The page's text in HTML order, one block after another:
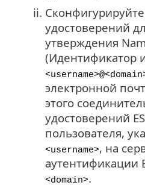
ii.
удостоверений
утверждения
(Идентификатор
электронной
этого
удостоверений
пользователя,
<username>, на
аутентификации
<domain>.